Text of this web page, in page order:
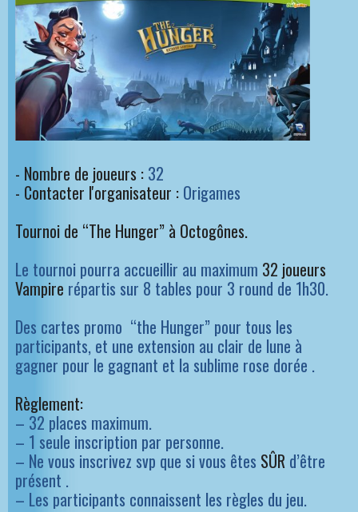
- Nombre de joueurs : 32
- Contacter l'organisateur : Origames
Tournoi de “The Hunger” à Octogônes.
Le tournoi pourra accueillir au maximum 32 joueurs
Vampire répartis sur 8 tables pour 3 round de 1h30.
Des cartes promo “the Hunger” pour tous les
participants, et une extension au clair de lune à
gagner pour le gagnant et la sublime rose dorée .
Règlement:
– 32 places maximum.
– 1 seule inscription par personne.
– Ne vous inscrivez svp que si vous êtes SÛR d’être
présent .
– Les participants connaissent les règles du jeu.